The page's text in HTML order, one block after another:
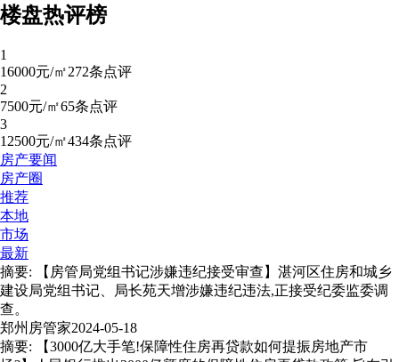
楼盘热评榜
1
16000元/㎡272条点评
2
7500元/㎡65条点评
3
12500元/㎡434条点评
房产要闻
房产圈
推荐
本地
市场
最新
摘要: 【房管局党组书记涉嫌违纪接受审查】湛河区住房和城乡
建设局党组书记、局长苑天增涉嫌违纪违法,正接受纪委监委调
查。
郑州房管家2024-05-18
摘要: 【3000亿大手笔!保障性住房再贷款如何提振房地产市